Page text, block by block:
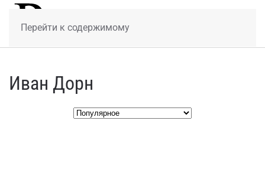
Перейти к содержимому
Иван Дорн